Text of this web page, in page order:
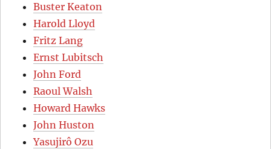
Buster Keaton
Harold Lloyd
Fritz Lang
Ernst Lubitsch
John Ford
Raoul Walsh
Howard Hawks
John Huston
Yasujirô Ozu